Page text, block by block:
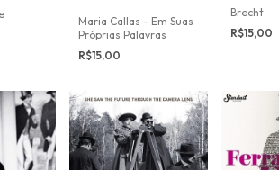
Maria Callas - Em Suas
Próprias Palavras
R$15,00
Brecht
R$15,00